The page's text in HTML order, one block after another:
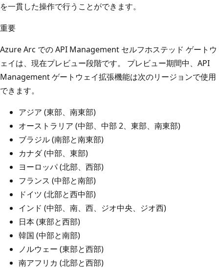
を一貫した操作で行うことができます。
重要
Azure Arc での API Management セルフホステッド ゲートウ
ェイは、現在プレビュー段階です。 プレビュー期間中、API
Management ゲートウェイ拡張機能は次のリージョンで使用
できます。
アジア (東部、南東部)
オーストラリア (中部、中部 2、東部、南東部)
ブラジル (南部と南東部)
カナダ (中部、東部)
ヨーロッパ (北部、西部)
フランス (中部と南部)
ドイツ (北部と西中部)
インド (中部、南、西、ジオ中央、ジオ西)
日本 (東部と西部)
韓国 (中部と南部)
ノルウェー (東部と西部)
南アフリカ (北部と西部)